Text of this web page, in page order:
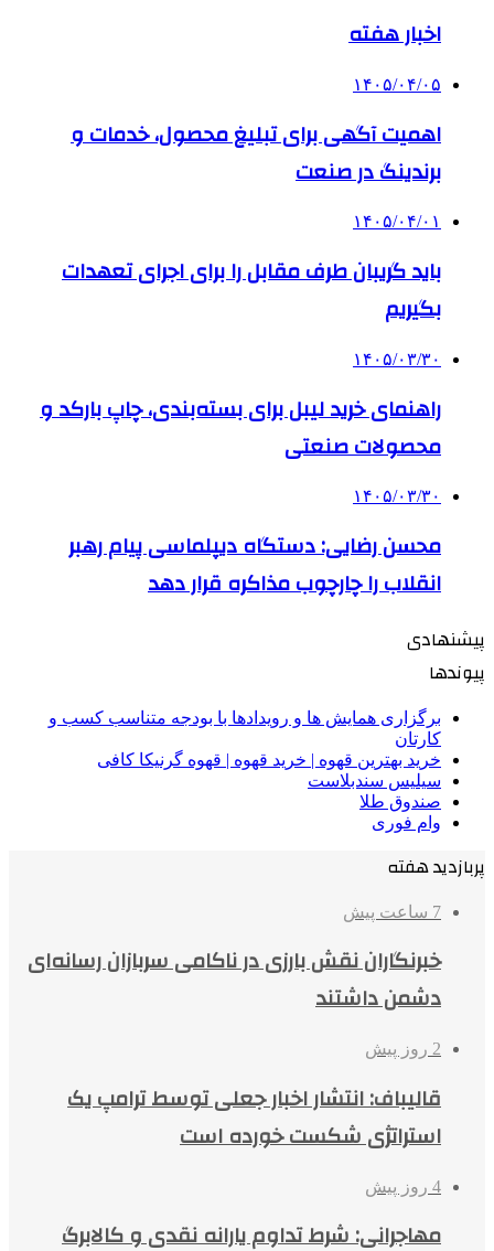
اخبار هفته
۱۴۰۵/۰۴/۰۵
اهمیت آگهی برای تبلیغ محصول، خدمات و
برندینگ در صنعت
۱۴۰۵/۰۴/۰۱
باید گریبان طرف مقابل را برای اجرای تعهدات
بگیریم
۱۴۰۵/۰۳/۳۰
راهنمای خرید لیبل برای بسته‌بندی، چاپ بارکد و
محصولات صنعتی
۱۴۰۵/۰۳/۳۰
محسن رضایی: دستگاه دیپلماسی پیام رهبر
انقلاب را چارچوب مذاکره قرار دهد
پیشنهادی
پیوندها
برگزاری همایش ها و رویدادها با بودجه متناسب کسب و
کارتان
خرید بهترین قهوه | خرید قهوه | قهوه گرنیکا کافی
سیلیس سندبلاست
صندوق طلا
وام فوری
پربازدید هفته
7 ساعت پیش
خبرنگاران نقش بارزی در ناکامی سربازان رسانه‌ای
دشمن داشتند
2 روز پیش
قالیباف: انتشار اخبار جعلی توسط ترامپ یک
استراتژی شکست خورده است
4 روز پیش
مهاجرانی: شرط تداوم یارانه نقدی و کالابرگ